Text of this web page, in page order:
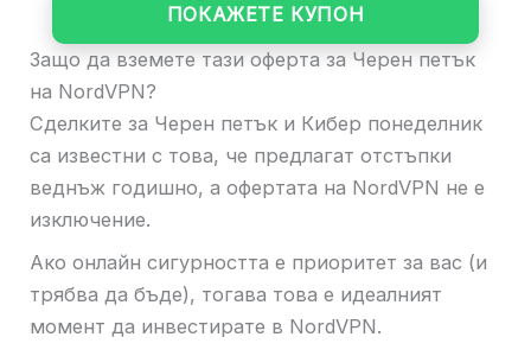
ПОКАЖЕТЕ КУПОН
Защо да вземете тази оферта за Черен петък
на NordVPN?
Сделките за Черен петък и Кибер понеделник
са известни с това, че предлагат отстъпки
веднъж годишно, а офертата на NordVPN не е
изключение.
Ако онлайн сигурността е приоритет за вас (и
трябва да бъде), тогава това е идеалният
момент да инвестирате в NordVPN.